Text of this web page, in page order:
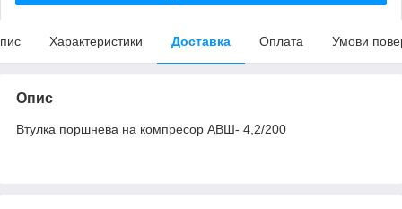
Характеристики Доставка Оплата Умови
Опис
Втулка поршнева на компресор АВШ- 4,2/200